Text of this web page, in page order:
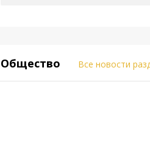
Общество Все новости